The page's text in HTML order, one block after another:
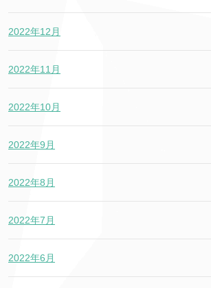
2022年12月
2022年11月
2022年10月
2022年9月
2022年8月
2022年7月
2022年6月